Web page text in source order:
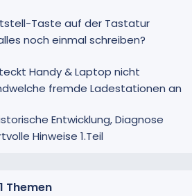
Taste auf der Tastatur
noch einmal schreiben?
Handy & Laptop nicht
fremde Ladestationen an
Entwicklung, Diagnose
Hinweise 1.Teil
Themen